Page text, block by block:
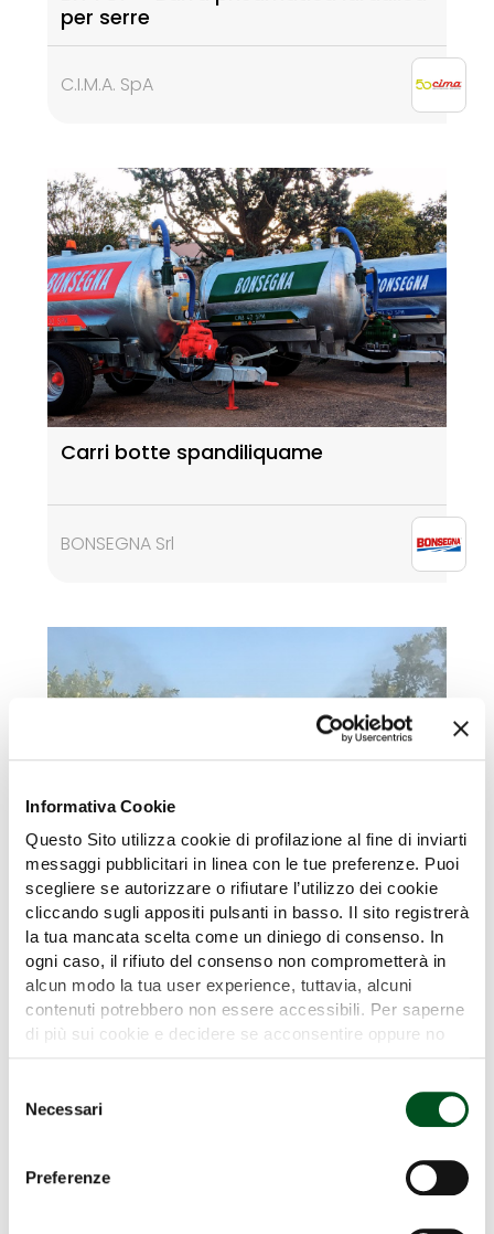
Informativa Cookie
Questo Sito utilizza cookie di profilazione al fine di inviarti
messaggi pubblicitari in linea con le tue preferenze. Puoi
scegliere se autorizzare o rifiutare l’utilizzo dei cookie
cliccando sugli appositi pulsanti in basso. Il sito registrerà
la tua mancata scelta come un diniego di consenso. In
ogni caso, il rifiuto del consenso non comprometterà in
alcun modo la tua user experience, tuttavia, alcuni
contenuti potrebbero non essere accessibili. Per saperne
di più sui cookie e decidere se acconsentire oppure no
delNecessari
Preferenze
per serre
C.I.M.A. SpA
Carri botte spandiliquame
BONSEGNA Srl
ATOMIZZATORE TRAINATO
PNEUMATICO A BASSO VOLUME BLITZ
55 CON...
C.I.M.A. SpA